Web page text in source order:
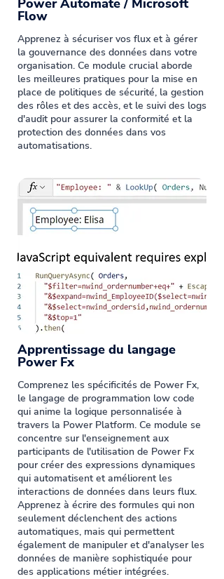
Power Automate / Microsoft
Flow
Apprenez à sécuriser vos flux et à gérer
la gouvernance des données dans votre
organisation. Ce module crucial aborde
les meilleures pratiques pour la mise en
place de politiques de sécurité, la gestion
des rôles et des accès, et le suivi des logs
d'audit pour assurer la conformité et la
protection des données dans vos
automatisations.
Apprentissage du langage
Power Fx
Comprenez les spécificités de Power Fx,
le langage de programmation low code
qui anime la logique personnalisée à
travers la Power Platform. Ce module se
concentre sur l'enseignement aux
participants de l'utilisation de Power Fx
pour créer des expressions dynamiques
qui automatisent et améliorent les
interactions de données dans leurs flux.
Apprenez à écrire des formules qui non
seulement déclenchent des actions
automatiques, mais qui permettent
également de manipuler et d'analyser les
données de manière sophistiquée pour
des applications métier intégrées.